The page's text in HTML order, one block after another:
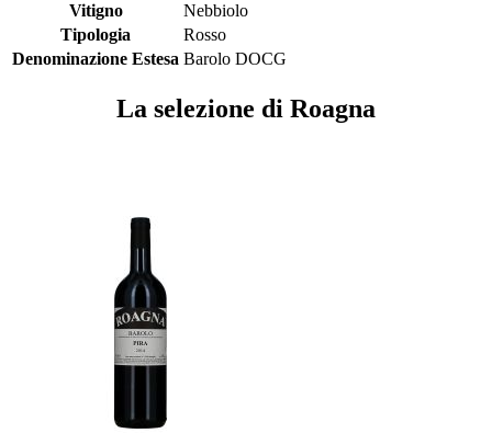
Vitigno
Nebbiolo
Tipologia
Rosso
Denominazione Estesa Barolo DOCG
La selezione di Roagna